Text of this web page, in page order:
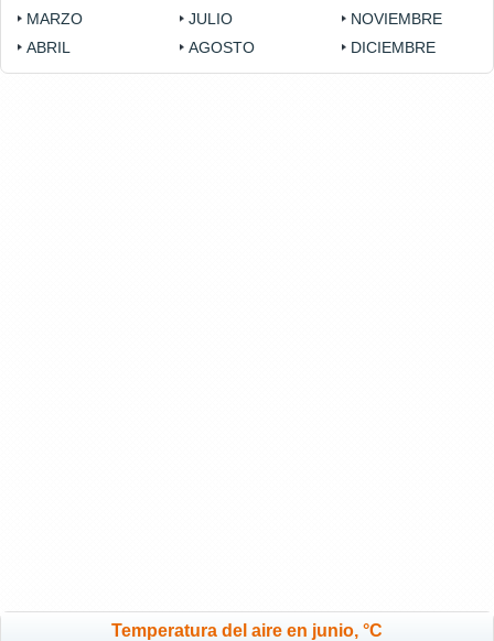
MARZO
ABRIL
JULIO
AGOSTO
NOVIEMBRE
DICIEMBRE
Temperatura del aire en junio, °C